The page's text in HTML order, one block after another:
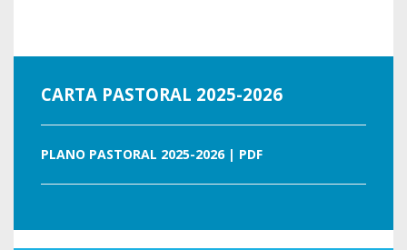
CARTA PASTORAL 2025-2026
PLANO PASTORAL 2025-2026 | PDF